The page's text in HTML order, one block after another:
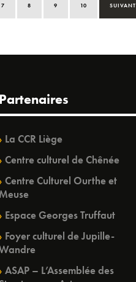
7 8 9 10 SUIVANT
Partenaires
La CCR Liège
Centre culturel de Chênée
Centre Culturel Ourthe et
Meuse
Espace Georges Truffaut
Foyer culturel de Jupille-
ASAP – L’Assemblée des